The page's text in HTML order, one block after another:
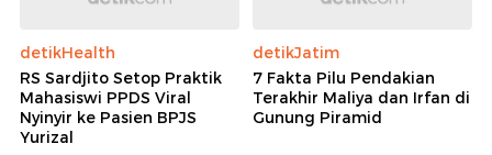
detikHealth
RS Sardjito Setop Praktik
Mahasiswi PPDS Viral
Nyinyir ke Pasien BPJS
Yurizal
detikJatim
7 Fakta Pilu Pendakian
Terakhir Maliya dan Irfan di
Gunung Piramid